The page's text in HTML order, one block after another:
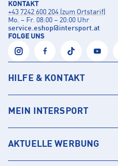
KONTAKT
+43 7242 600 204 (zum Ortstarif)
Mo. – Fr. 08:00 – 20:00 Uhr
service.eshop@intersport.at
FOLGE UNS
HILFE & KONTAKT
MEIN INTERSPORT
AKTUELLE WERBUNG